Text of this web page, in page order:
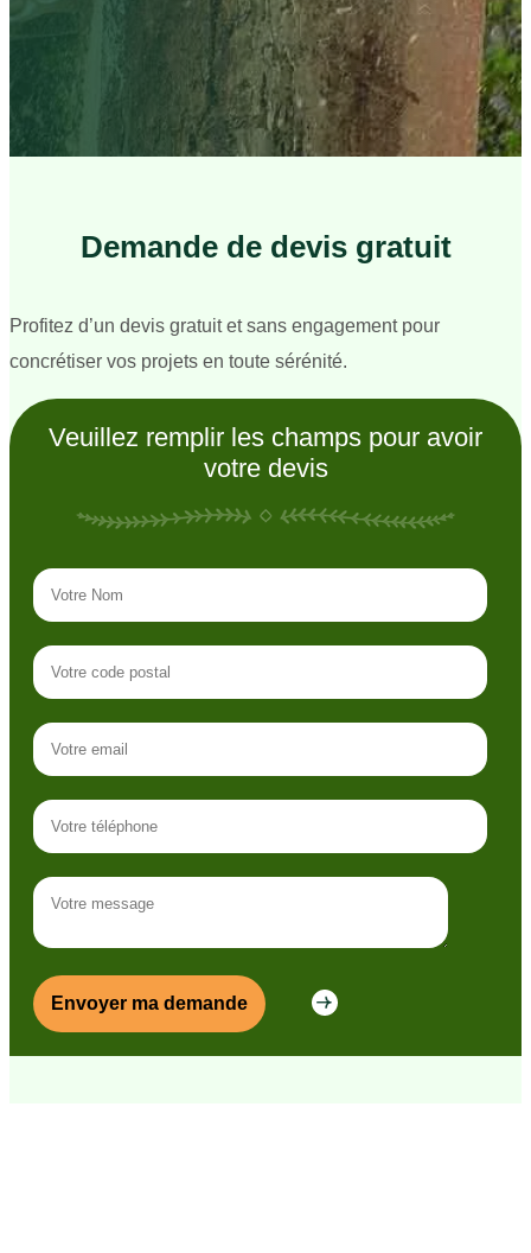
Demande de devis gratuit
Profitez d’un devis gratuit et sans engagement pour
concrétiser vos projets en toute sérénité.
Veuillez remplir les champs pour avoir
votre devis